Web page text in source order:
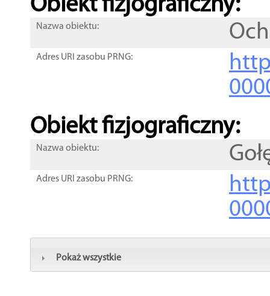
Obiekt fizjograficzny:
Nazwa obiektu:
Adres URI zasobu PRNG:
Obiekt fizjograficzny:
Nazwa obiektu:
Adres URI zasobu PRNG:
Pokaż wszystkie